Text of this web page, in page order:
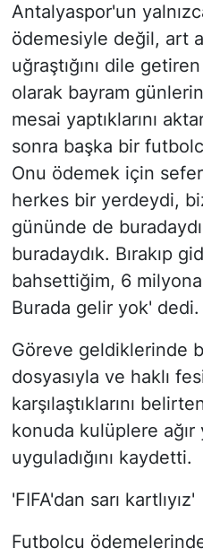
Antalyaspor'un
ödemesiyle değil, art
uğraştığını dile
olarak bayram
mesai yaptıklarını
sonra başka bir
Onu ödemek için
herkes bir yerdeydi,
gününde de
buradaydık. Bırakıp
bahsettiğim, 6
Burada gelir yok' dedi.
Göreve geldiklerinde
dosyasıyla ve haklı
karşılaştıklarını
konuda kulüplere ağır
uyguladığını kaydetti.
'FIFA'dan sarı kartlıyız'
Futbolcu